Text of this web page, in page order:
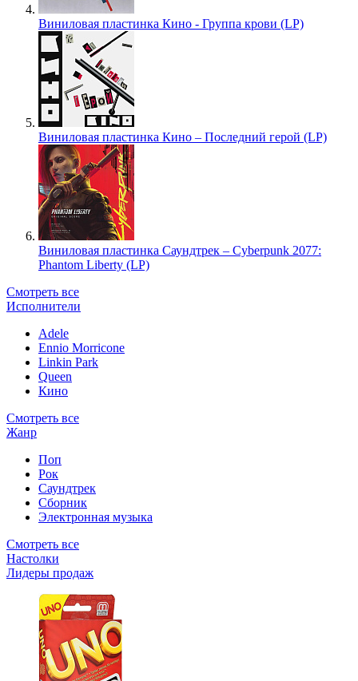
Виниловая пластинка Кино - Группа крови (LP)
Виниловая пластинка Кино – Последний герой (LP)
Виниловая пластинка Саундтрек – Cyberpunk 2077:
Phantom Liberty (LP)
Смотреть все
Исполнители
Adele
Ennio Morricone
Linkin Park
Queen
Кино
Смотреть все
Жанр
Поп
Рок
Саундтрек
Сборник
Электронная музыка
Смотреть все
Настолки
Лидеры продаж